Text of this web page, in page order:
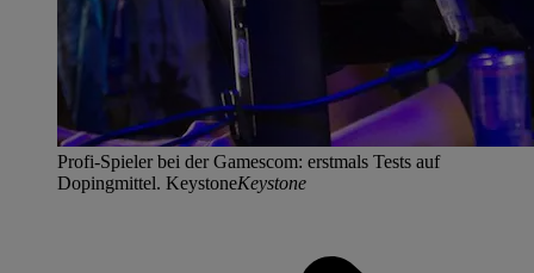
Profi-Spieler bei der Gamescom: erstmals Tests auf
Dopingmittel. KeystoneKeystone